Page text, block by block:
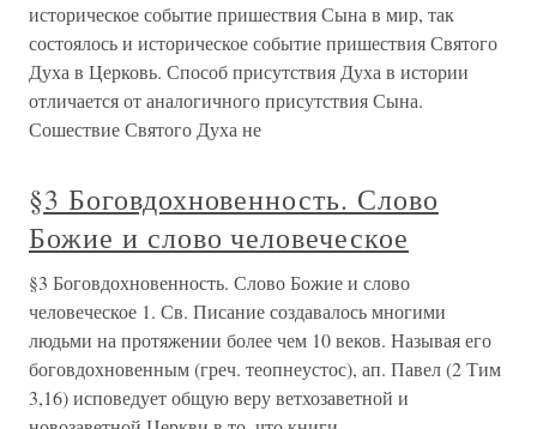
историческое событие пришествия Сына в мир, так
состоялось и историческое событие пришествия Святого
Духа в Церковь. Способ присутствия Духа в истории
отличается от аналогичного присутствия Сына.
Сошествие Святого Духа не
§3 Боговдохновенность. Слово
Божие и слово человеческое
§3 Боговдохновенность. Слово Божие и слово
человеческое 1. Св. Писание создавалось многими
людьми на протяжении более чем 10 веков. Называя его
боговдохновенным (греч. теопнеустос), ап. Павел (2 Тим
3,16) исповедует общую веру ветхозаветной и